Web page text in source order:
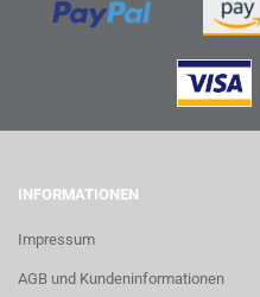
INFORMATIONEN
Impressum
AGB und Kundeninformationen